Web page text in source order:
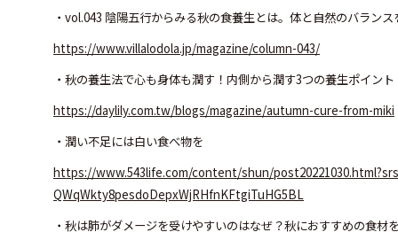
・vol.043 陰陽五行からみる秋の食養生とは。体と自然のバラン
https://www.villalodola.jp/magazine/column-043/
・秋の養生法で心も身体も潤す！内側から潤す3つの養生ポイン
https://daylily.com.tw/blogs/magazine/autumn-cure-from-miki
・潤い不足には白い食べ物を
https://www.543life.com/content/shun/
QWqWkty8pesdoDepxWjRHfnKFtgiTuHG5BL
・秋は肺がダメージを受けやすいのはなぜ？秋におすすめの食材